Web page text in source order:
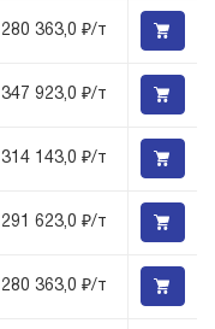
280 363,0 ₽/т
347 923,0 ₽/т
314 143,0 ₽/т
291 623,0 ₽/т
280 363,0 ₽/т